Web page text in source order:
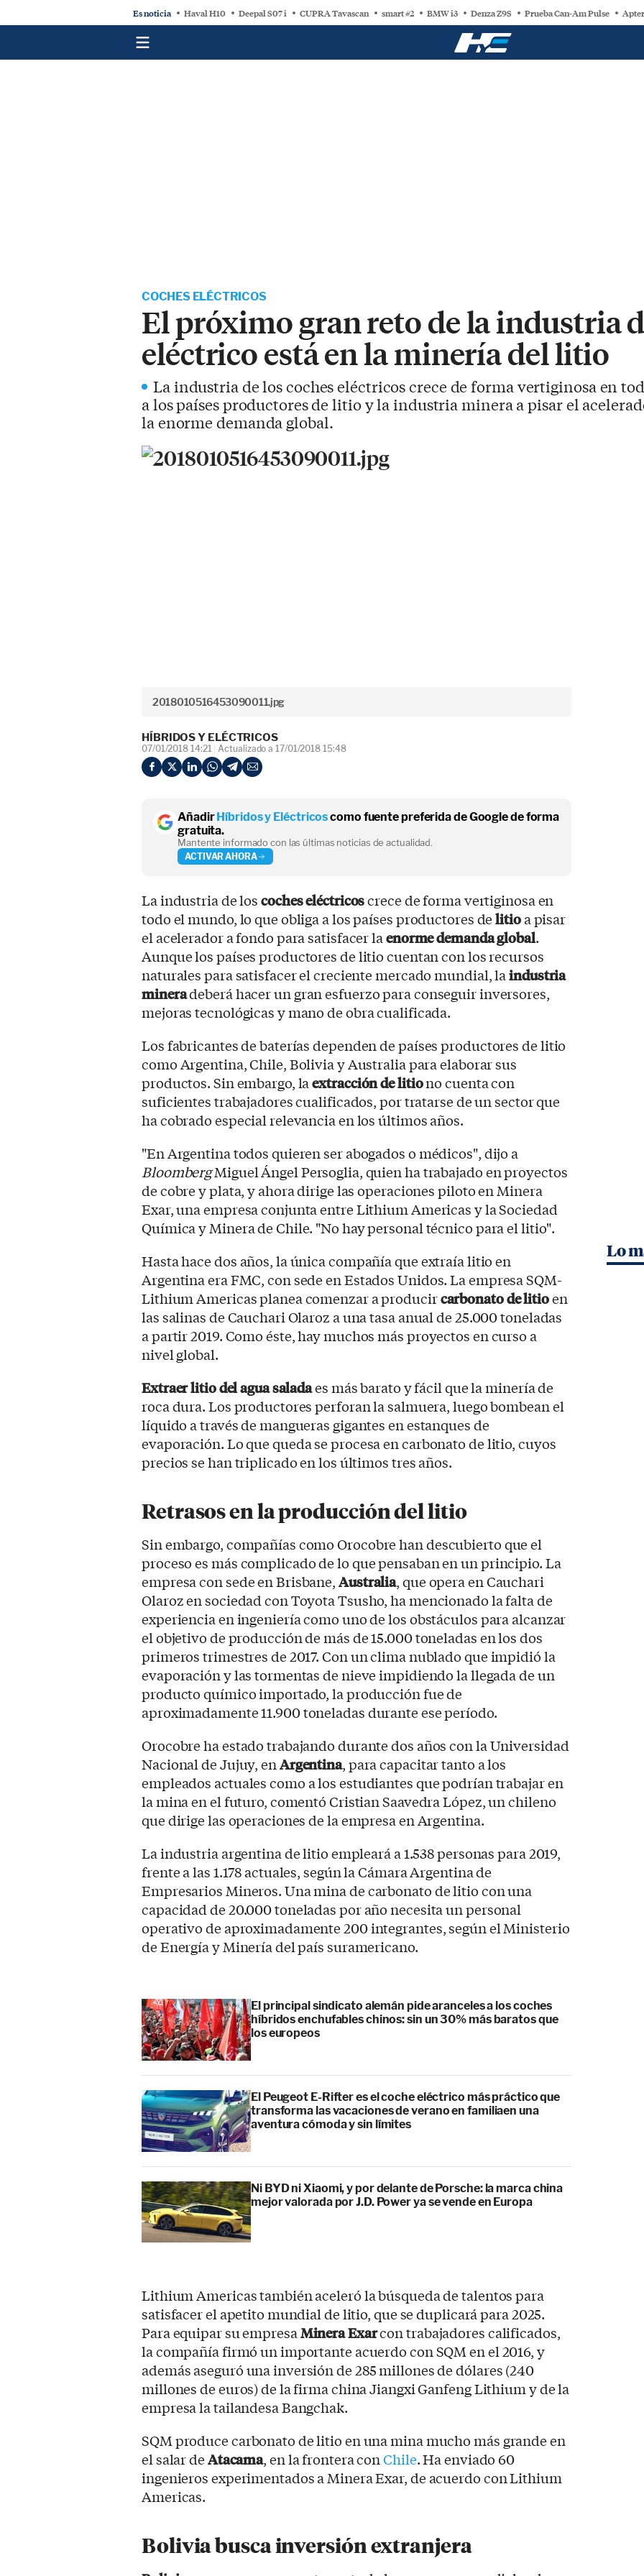
Es noticia Haval H10 Deepal S07 i CUPRA Tavascan smart #2 BMW i3 Denza Z9S Prueba Can-Am Pulse
COCHES ELÉCTRICOS
El próximo gran reto de la industria
eléctrico está en la minería del litio
La industria de los coches eléctricos crece de forma vertiginosa en
a los países productores de litio y la industria minera a pisar el
la enorme demanda global.
2018010516453090011.jpg
HÍBRIDOS Y ELÉCTRICOS
07/01/2018 14:21 Actualizado a 17/01/2018 15:48
AñadirHíbridos y Eléctricoscomo fuente preferida de Google de forma
gratuita.
Mantente informado con las últimas noticias de actualidad.
ACTIVAR AHORA
La industria de loscoches eléctricoscrece de forma vertiginosa en
todo el mundo, lo que obliga a los países productores delitioa pisar
el acelerador a fondo para satisfacer laenorme demanda global.
Aunque los países productores de litio cuentan con los recursos
naturales para satisfacer el creciente mercado mundial, laindustria
mineradeberá hacer un gran esfuerzo para conseguir inversores,
mejoras tecnológicas y mano de obra cualificada.
Los fabricantes de baterías dependen de países productores de litio
como Argentina, Chile, Bolivia y Australia para elaborar sus
productos. Sin embargo, laextracción de litiono cuenta con
suficientes trabajadores cualificados, por tratarse de un sector que
ha cobrado especial relevancia en los últimos años.
"En Argentina todos quieren ser abogados o médicos", dijo a
BloombergMiguel Ángel Persoglia, quien ha trabajado en proyectos
de cobre y plata, y ahora dirige las operaciones piloto en Minera
Exar, una empresa conjunta entre Lithium Americas y la Sociedad
Química y Minera de Chile. "No hay personal técnico para el litio".
Hasta hace dos años, la única compañía que extraía litio en
Argentina era FMC, con sede en Estados Unidos. La empresa SQM-
Lithium Americas planea comenzar a producircarbonato de litioen
las salinas de Cauchari Olaroz a una tasa anual de 25.000 toneladas
a partir 2019. Como éste, hay muchos más proyectos en curso a
nivel global.
Extraer litio del agua saladaes más barato y fácil que la minería de
roca dura. Los productores perforan la salmuera, luego bombean el
líquido a través de mangueras gigantes en estanques de
evaporación. Lo que queda se procesa en carbonato de litio, cuyos
precios se han triplicado en los últimos tres años.
Retrasos en la producción del litio
Sin embargo, compañías como Orocobre han descubierto que el
proceso es más complicado de lo que pensaban en un principio. La
empresa con sede en Brisbane,Australia, que opera en Cauchari
Olaroz en sociedad con Toyota Tsusho, ha mencionado la falta de
experiencia en ingeniería como uno de los obstáculos para alcanzar
el objetivo de producción de más de 15.000 toneladas en los dos
primeros trimestres de 2017. Con un clima nublado que impidió la
evaporación y las tormentas de nieve impidiendo la llegada de un
producto químico importado, la producción fue de
aproximadamente 11.900 toneladas durante ese período.
Orocobre ha estado trabajando durante dos años con la Universidad
Nacional de Jujuy, enArgentina, para capacitar tanto a los
empleados actuales como a los estudiantes que podrían trabajar en
la mina en el futuro, comentó Cristian Saavedra López, un chileno
que dirige las operaciones de la empresa en Argentina.
La industria argentina de litio empleará a 1.538 personas para 2019,
frente a las 1.178 actuales, según la Cámara Argentina de
Empresarios Mineros. Una mina de carbonato de litio con una
capacidad de 20.000 toneladas por año necesita un personal
operativo de aproximadamente 200 integrantes, según el Ministerio
de Energía y Minería del país suramericano.
El principal sindicato alemán pide aranceles a los coches
híbridos enchufables chinos: sin un 30% más baratos que
los europeos
El Peugeot E-Rifter es el coche eléctrico más práctico que
transforma las vacaciones de verano en familiaen una
aventura cómoda y sin límites
Ni BYD ni Xiaomi, y por delante de Porsche: la marca china
mejor valorada por J.D. Power ya se vende en Europa
Lithium Americas también aceleró la búsqueda de talentos para
satisfacer el apetito mundial de litio, que se duplicará para 2025.
Para equipar su empresaMinera Exarcon trabajadores calificados,
la compañía firmó un importante acuerdo con SQM en el 2016, y
además aseguró una inversión de 285 millones de dólares (240
millones de euros) de la firma china Jiangxi Ganfeng Lithium y de la
empresa la tailandesa Bangchak.
SQM produce carbonato de litio en una mina mucho más grande en
el salar deAtacama, en la frontera conChile. Ha enviado 60
ingenieros experimentados a Minera Exar, de acuerdo con Lithium
Americas.
Bolivia busca inversión extranjera
Lo